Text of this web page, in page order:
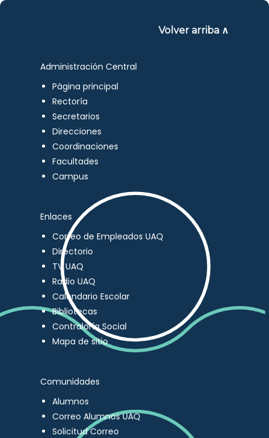
Volver arriba ∧
Administración Central
Página principal
Rectoría
Secretarios
Direcciones
Coordinaciones
Facultades
Campus
Enlaces
Correo de Empleados UAQ
Directorio
TV UAQ
Radio UAQ
Calendario Escolar
Bibliotecas
Contraloría Social
Mapa de sitio
Comunidades
Alumnos
Correo Alumnos UAQ
Solicitud Correo